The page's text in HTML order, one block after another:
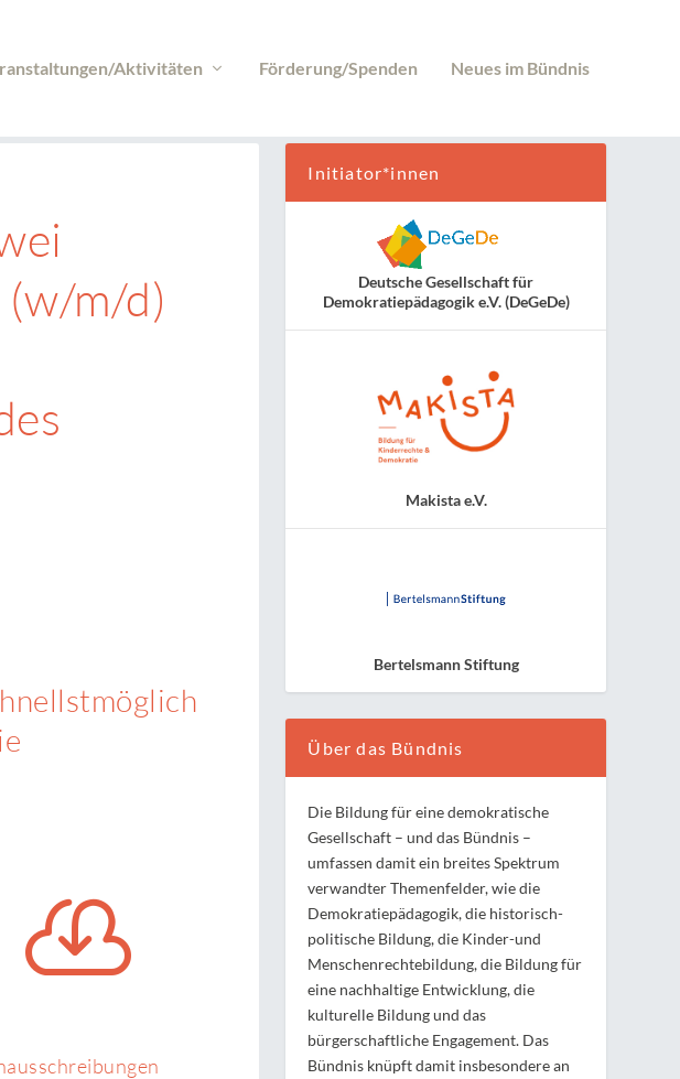
Aktivitäten Förderung/Spenden Neues im Bündnis
m/d)

Initiator*innen
Deutsche Gesellschaft für
Demokratiepädagogik e.V. (DeGeDe)
Makista e.V.
Bertelsmann Stiftung
Über das Bündnis
Die Bildung für eine demokratische
Gesellschaft – und das Bündnis –
umfassen damit ein breites Spektrum
verwandter Themenfelder, wie die
Demokratiepädagogik, die historisch-
politische Bildung, die Kinder-und
Menschenrechtebildung, die Bildung für
eine nachhaltige Entwicklung, die
kulturelle Bildung und das
bürgerschaftliche Engagement. Das
Bündnis knüpft damit insbesondere an